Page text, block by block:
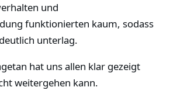
und
funktionierten kaum, sodass
unterlag.
hat uns allen klar gezeigt
weitergehen kann.